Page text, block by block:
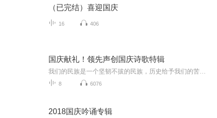
（已完结）喜迎国庆
16 406
国庆献礼！领先声创国庆诗歌特辑
8 6076
2018国庆吟诵专辑